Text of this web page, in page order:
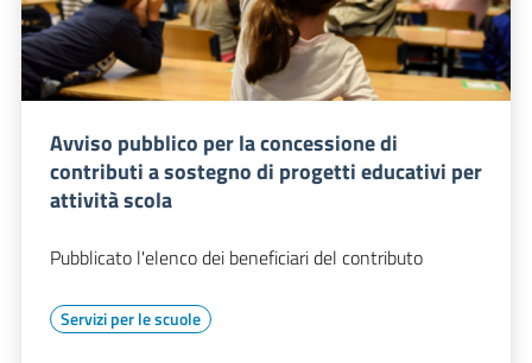
Avviso pubblico per la concessione di
contributi a sostegno di progetti educativi per
attività scola
Pubblicato l'elenco dei beneficiari del contributo
Servizi per le scuole